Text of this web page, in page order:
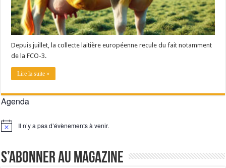
Depuis juillet, la collecte laitière européenne recule du fait notamment
de la FCO-3.
Lire la suite »
Agenda
Notice Il n’y a pas d’évènements à venir.
S’abonner au magazine